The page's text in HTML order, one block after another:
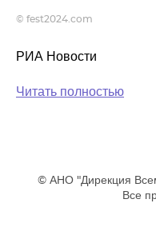
© fest2024.com
РИА Новости
Читать полностью
© АНО "Дирекция
Все